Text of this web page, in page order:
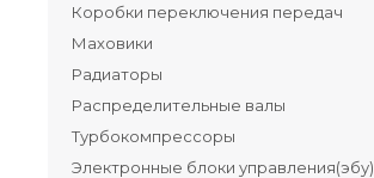
Коробки переключения передач
Маховики
Радиаторы
Распределительные валы
Турбокомпрессоры
Электронные блоки управления(эбу)